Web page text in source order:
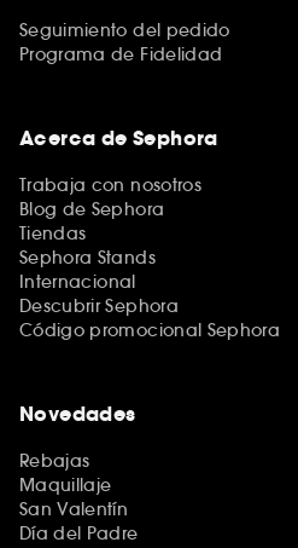
Seguimiento del pedido
Programa de Fidelidad
Acerca de Sephora
Trabaja con nosotros
Blog de Sephora
Tiendas
Sephora Stands
Internacional
Descubrir Sephora
Código promocional Sephora
Novedades
Rebajas
Maquillaje
San Valentín
Día del Padre